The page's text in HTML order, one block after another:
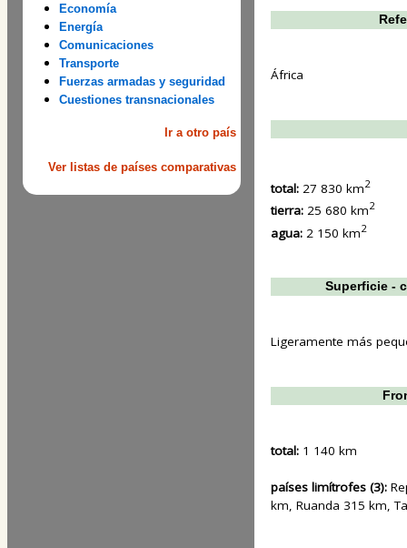
Economía
Energía
Comunicaciones
Transporte
Fuerzas armadas y seguridad
Cuestiones transnacionales
Ir a otro país
Ver listas de países comparativas
África
total: 27 830 km2
tierra: 25 680 km2
agua: 2 150 km2
Superficie -
Ligeramente más
total: 1 140 km
países limítrofes (3):
km, Ruanda 315 km,